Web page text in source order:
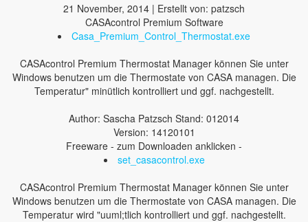
21 November, 2014 | Erstellt von: patzsch
CASAcontrol Premium Software
Casa_Premium_Control_Thermostat.exe
CASAcontrol Premium Thermostat Manager können Sie unter
Windows benutzen um die Thermostate von CASA managen. Die
Temperatur" minütlich kontrolliert und ggf. nachgestellt.
Author: Sascha Patzsch Stand: 012014
Version: 14120101
Freeware - zum Downloaden anklicken -
set_casacontrol.exe
CASAcontrol Premium Thermostat Manager können Sie unter
Windows benutzen um die Thermostate von CASA managen. Die
Temperatur wird "uuml;tlich kontrolliert und ggf. nachgestellt.